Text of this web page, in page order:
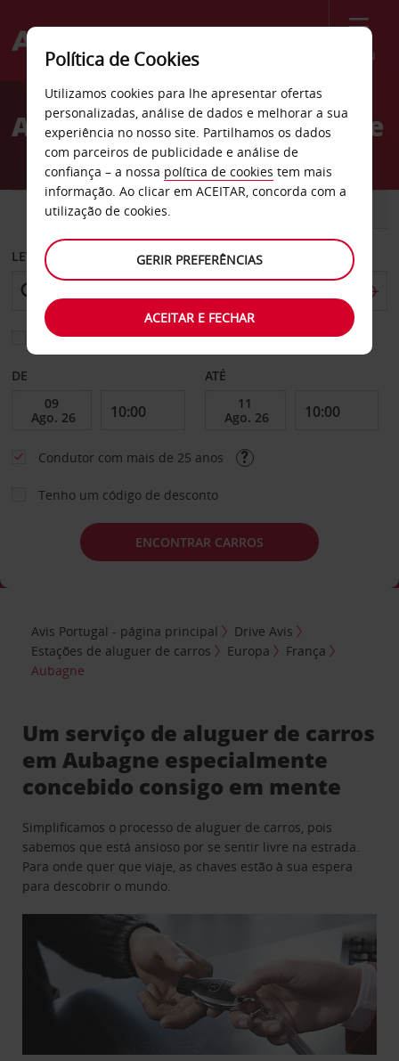
Menu
Welcome
AvisAluguer de carros Aubagne
CARRO
LEVANTAR EM
Escolher uma estação de devolução diferente
DE ATÉ
Condutor com mais de 25 anos
Tenho um código de desconto
ENCONTRAR CARROS
Avis Portugal - página principal
Drive Avis
Estações de aluguer de carros
Europa
França
Aubagne
Um serviço de aluguer de carros
em Aubagne especialmente
concebido consigo em mente
Simplificamos o processo de aluguer de carros, pois
sabemos que está ansioso por se sentir livre na estrada.
Para onde quer que viaje, as chaves estão à sua espera
para descobrir o mundo.
Política de Cookies
Utilizamos cookies para lhe apresentar ofertas
personalizadas, análise de dados e melhorar a sua
experiência no nosso site. Partilhamos os dados
com parceiros de publicidade e análise de
confiança – a nossa política de cookies tem mais
informação. Ao clicar em ACEITAR, concorda com a
utilização de cookies.
GERIR PREFERÊNCIAS
ACEITAR E FECHAR